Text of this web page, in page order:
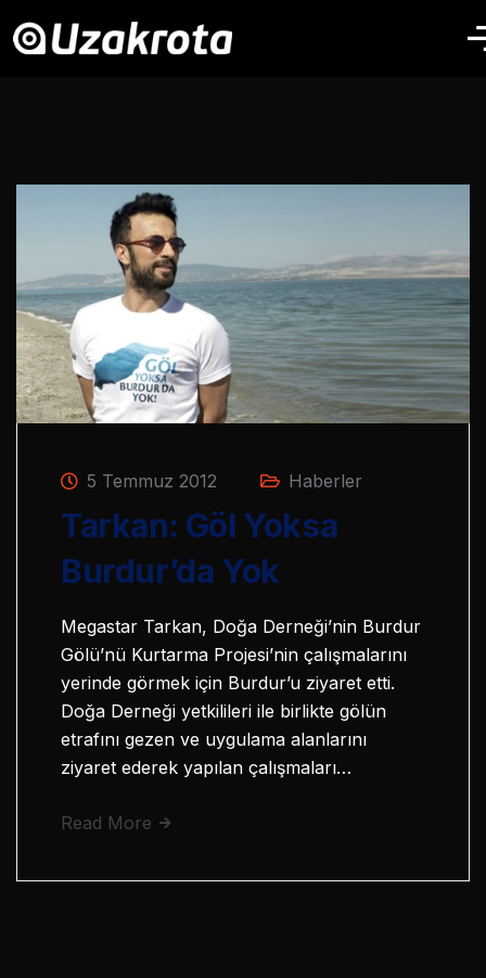
5 Temmuz 2012 Haberler
Tarkan: Göl Yoksa
Burdur’da Yok
Megastar Tarkan, Doğa Derneği’nin Burdur
Gölü’nü Kurtarma Projesi’nin çalışmalarını
yerinde görmek için Burdur’u ziyaret etti.
Doğa Derneği yetkilileri ile birlikte gölün
etrafını gezen ve uygulama alanlarını
ziyaret ederek yapılan çalışmaları…
Read More